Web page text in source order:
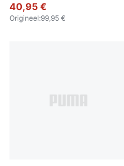
40,95 €
Origineel:99,95 €